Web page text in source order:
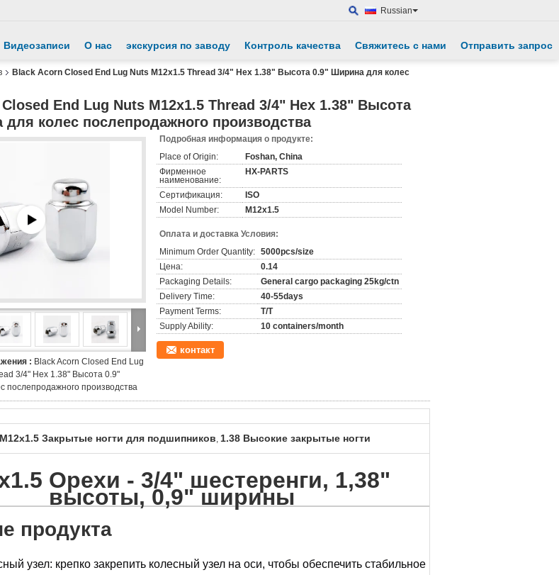
Russian
Видеозаписи О нас экскурсия по заводу Контроль качества Свяжитесь с нами Отправить запрос
Black Acorn Closed End Lug Nuts M12x1.5 Thread 3/4" Hex 1.38" Высота 0.9" Ширина для колес
End Lug Nuts M12x1.5 Thread 3/4" Hex 1.38" Высота
колес послепродажного производства
: Black Acorn Closed End Lug
3/4" Hex 1.38" Высота 0.9"
послепродажного производства
Подробная информация о продукте:
Place of Origin:
Foshan, China
Фирменное
наименование:
HX-PARTS
Сертификация:
ISO
Model Number:
M12x1.5
Оплата и доставка Условия:
Minimum Order Quantity: 5000pcs/size
Цена:
0.14
Packaging Details:
General cargo packaging 25kg/ctn
Delivery Time:
40-55days
Payment Terms:
T/T
Supply Ability:
10 containers/month
контакт
M12x1.5 Закрытые ногти для подшипников, 1.38 Высокие закрытые ногти
Орехи - 3/4" шестеренги, 1,38"
высоты, 0,9" ширины
продукта
узел: крепко закрепить колесный узел на оси, чтобы обеспечить стабильное